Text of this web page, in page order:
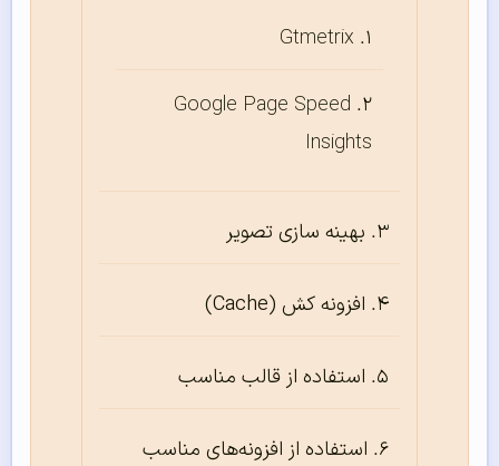
Gtmetrix
Google Page Speed
Insights
بهینه سازی تصویر
افزونه کش (Cache)
استفاده از قالب مناسب
استفاده از افزونه‌های مناسب